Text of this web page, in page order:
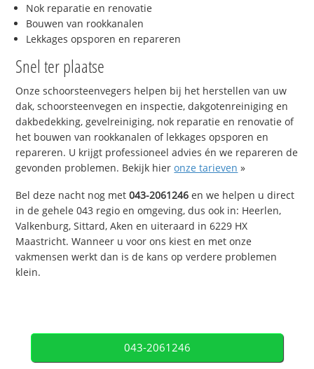
Nok reparatie en renovatie
Bouwen van rookkanalen
Lekkages opsporen en repareren
Snel ter plaatse
Onze schoorsteenvegers helpen bij het herstellen van uw
dak, schoorsteenvegen en inspectie, dakgotenreiniging en
dakbedekking, gevelreiniging, nok reparatie en renovatie of
het bouwen van rookkanalen of lekkages opsporen en
repareren. U krijgt professioneel advies én we repareren de
gevonden problemen. Bekijk hieronze tarieven »
Bel deze nacht nog met043-2061246 en we helpen u direct
in de gehele 043 regio en omgeving, dus ook in: Heerlen,
Valkenburg, Sittard, Aken en uiteraard in 6229 HX
Maastricht. Wanneer u voor ons kiest en met onze
vakmensen werkt dan is de kans op verdere problemen
klein.
043-2061246